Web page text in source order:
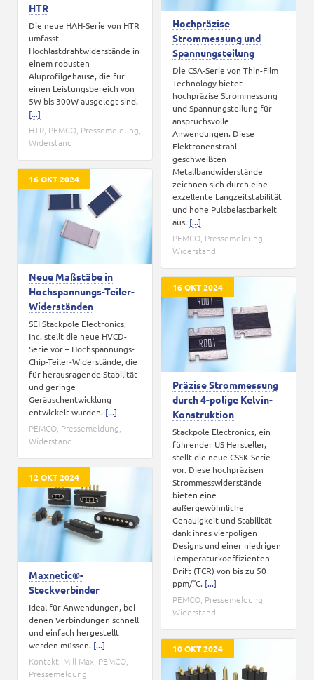
HTR
Die neue HAH-Serie von HTR
umfasst
Hochlastdrahtwiderstände in
einem robusten
Aluprofilgehäuse, die für
einen Leistungsbereich von
5W bis 300W ausgelegt sind.
[...]
HTR PEMCO Pressemeldung
Widerstand
Hochpräzise
Strommessung und
Spannungsteilung
Die CSA-Serie von Thin-Film
Technology bietet
hochpräzise Strommessung
und Spannungsteilung für
anspruchsvolle
Anwendungen. Diese
Elektronenstrahl-
geschweißten
Metallbandwiderstände
zeichnen sich durch eine
exzellente Langzeitstabilität
und hohe Pulsbelastbarkeit
aus. [...]
PEMCO Pressemeldung
Widerstand
16 OKT 2024
Neue Maßstäbe in
Hochspannungs-Teiler-
Widerständen
SEI Stackpole Electronics,
Inc. stellt die neue HVCD-
Serie vor – Hochspannungs-
Chip-Teiler-Widerstände, die
für herausragende Stabilität
und geringe
Geräuschentwicklung
entwickelt wurden. [...]
PEMCO Pressemeldung
Widerstand
16 OKT 2024
Präzise Strommessung
durch 4-polige Kelvin-
Konstruktion
Stackpole Electronics, ein
führender US Hersteller,
stellt die neue CSSK Serie
vor. Diese hochpräzisen
Strommesswiderstände
bieten eine
außergewöhnliche
Genauigkeit und Stabilität
dank ihres vierpoligen
Designs und einer niedrigen
Temperaturkoeffizienten-
Drift (TCR) von bis zu 50
ppm/°C. [...]
PEMCO Pressemeldung
Widerstand
12 OKT 2024
Maxnetic®-
Steckverbinder
Ideal für Anwendungen, bei
denen Verbindungen schnell
und einfach hergestellt
werden müssen. [...]
Kontakt Mill-Max PEMCO
Pressemeldung
10 OKT 2024